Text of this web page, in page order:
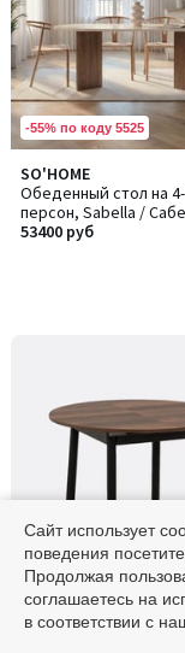
-55% по коду 5525
SO'HOME
Обеденный стол на
персон, Sabella /
53400 руб
-55% по коду 5525
SO'HOME
Раздвижной
Сайт использует
поведения
Продолжая
соглашаетесь на
в соответствии с